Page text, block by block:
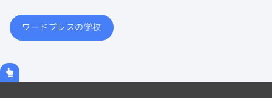
ワードプレスの学校